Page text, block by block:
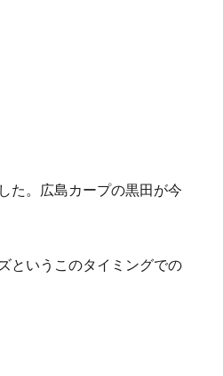
た。広島カープの黒田が今
というこのタイミングでの